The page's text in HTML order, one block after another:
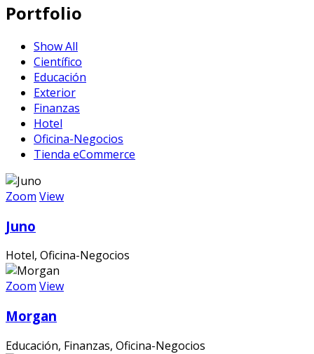
Portfolio
Show All
Científico
Educación
Exterior
Finanzas
Hotel
Oficina-Negocios
Tienda eCommerce
Zoom View
Juno
Hotel, Oficina-Negocios
Zoom View
Morgan
Educación, Finanzas, Oficina-Negocios